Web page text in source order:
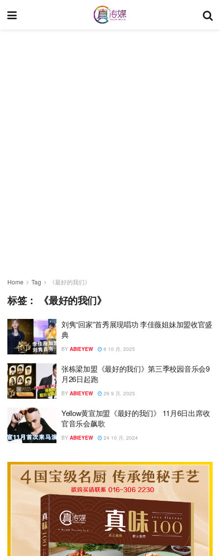
Home Tag 《最好的我们》
标签： 《最好的我们》
刘隽“回家”首秀展现唱功 李佳薇姐妹加盟收官盛
典
BY ABIEYEW 6 10 月, 2025
张栋梁加盟《最好的我们》第三季校园音乐会9
月26日起跑
BY ABIEYEW 26 9 月, 2025
Yellow黄宣加盟《最好的我们》 11月6日出席收
官音乐会飙歌
BY ABIEYEW 24 10 月, 2024